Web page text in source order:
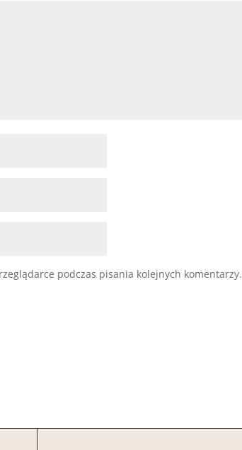
podczas pisania kolejnych komentarzy.